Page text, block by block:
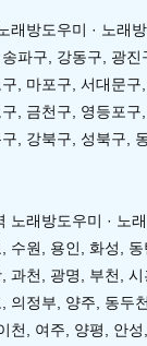
래방도우미 · 노래
파구, 강동구, 광진
, 마포구, 서대문구
, 금천구, 영등포구
, 강북구, 성북구,
노래방도우미 · 노
수원, 용인, 화성, 동
과천, 광명, 부천, 시
의정부, 양주, 동두
천, 여주, 양평, 안성